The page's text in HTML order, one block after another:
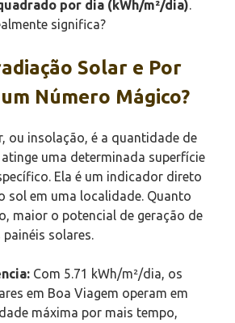
por dia (kWh/m²/dia)
significa?
Solar e Por
Número Mágico?
ou insolação, é a quantidade de
uma determinada superfície
Ela é um indicador direto
sol em uma localidade. Quanto
maior o potencial de geração de
solares.
Com 5.71 kWh/m²/dia, os
em Boa Viagem operam em
máxima por mais tempo,